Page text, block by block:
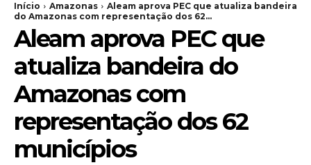
Início Amazonas
Aleam aprova PEC que atualiza bandeira
do Amazonas com representação dos 62...
Aleam aprova PEC que
atualiza bandeira do
Amazonas com
representação dos 62
municípios